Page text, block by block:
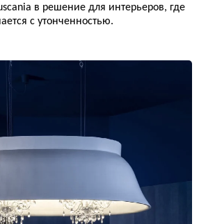
в решение для интерьеров, где
с утонченностью.